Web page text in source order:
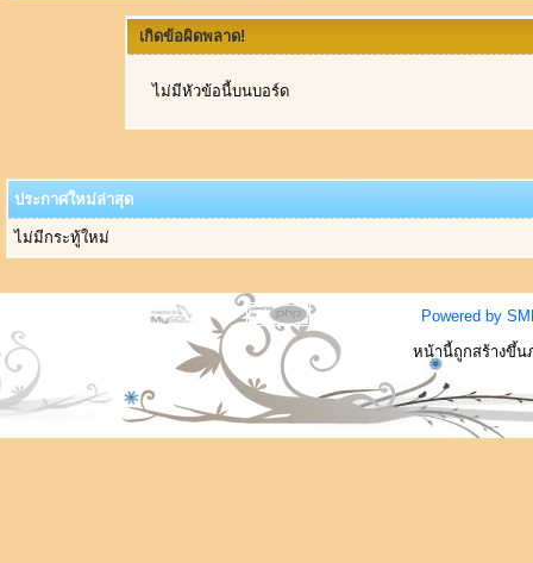
เกิดข้อผิดพลาด!
ไม่มีหัวข้อนี้บนบอร์ด
ประกาศใหม่ล่าสุด
ไม่มีกระทู้ใหม่
Powered by
หน้านี้ถูกสร้างขึ้น